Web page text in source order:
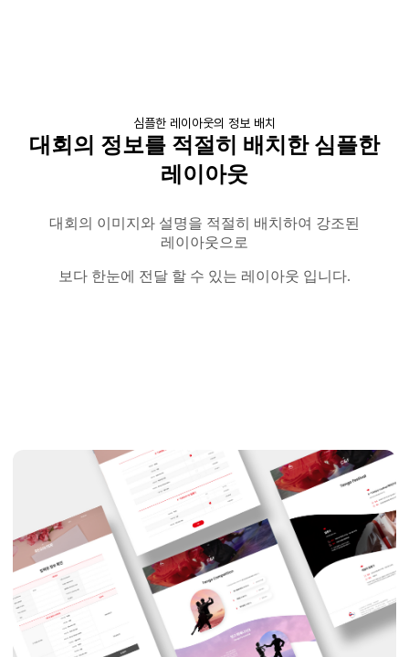
심플한 레이아웃의 정보 배치
대회의 정보를 적절히 배치한 심플한
레이아웃
대회의 이미지와 설명을 적절히 배치하여 강조된
레이아웃으로
보다 한눈에 전달 할 수 있는 레이아웃 입니다.